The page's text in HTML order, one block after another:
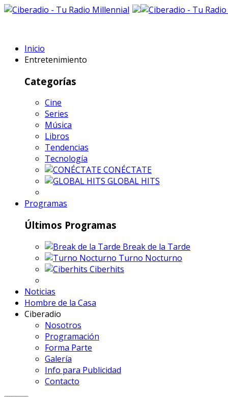
Inicio
Entretenimiento
Categorías
Cine
Series
Música
Libros
Tendencias
Tecnología
CONÉCTATE
GLOBAL HITS
Programas
Últimos Programas
Break de la Tarde
Turno Nocturno
Ciberhits
Noticias
Hombre de la Casa
Ciberadio
Nosotros
Programación
Forma Parte
Galería
Info para Publicidad
Contacto